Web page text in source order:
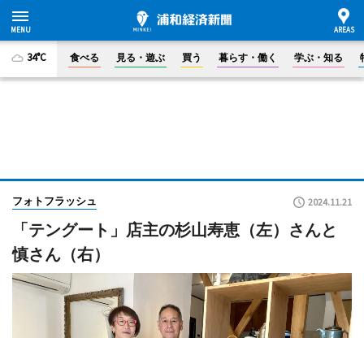
34°C 食べる 見る・遊ぶ 買う 暮らす・働く 学ぶ・知る
フォトフラッシュ 2024.11.21
「テングート」店主の杉山寿恵（左）さんと
慎さん（右）